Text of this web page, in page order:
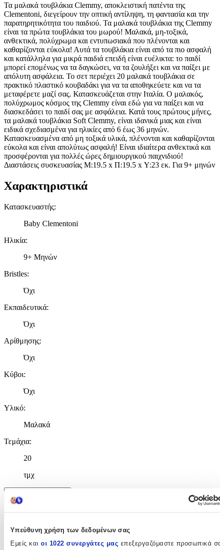
Υπεύθυνη χρήση των δεδομένων σας
Εμείς και οι 1022 συνεργάτες μας επεξεργαζόμαστε προσωπικά
Τα μαλακά τουβλάκια Clemmy, αποκλειστική πατέντα της
Clementoni, διεγείρουν την οπτική αντίληψη, τη φαντασία και την
παρατηρητικότητα του παιδιού. Τα μαλακά τουβλάκια της Clemmy
είναι τα πρώτα τουβλάκια του μωρού! Μαλακά, μη-τοξικά,
ανθεκτικά, πολύχρωμα και εντυπωσιακά που πλένονται και
καθαρίζονται εύκολα! Αυτά τα τουβλάκια είναι από τα πιο ασφαλή
και κατάλληλα για μικρά παιδιά επειδή είναι ευέλικτα: το παιδί
μπορεί επομένως να τα δαγκώσει, να τα ζουλήξει και να παίξει με
απόλυτη ασφάλεια. Το σετ περιέχει 20 μαλακά τουβλάκια σε
πρακτικό πλαστικό κουβαδάκι για να τα αποθηκεύετε και να τα
μεταφέρετε μαζί σας. Κατασκευάζεται στην Ιταλία. Ο μαλακός,
πολύχρωμος κόσμος της Clemmy είναι εδώ για να παίξει και να
διασκεδάσει το παιδί σας με ασφάλεια. Κατά τους πρώτους μήνες,
τα μαλακά τουβλάκια Soft Clemmy, είναι ιδανικά μιας και είναι
ειδικά σχεδιασμένα για ηλικίες από 6 έως 36 μηνών.
Κατασκευασμένα από μη τοξικά υλικά, πλένονται και καθαρίζονται
εύκολα και είναι απολύτως ασφαλή! Είναι ιδιαίτερα ανθεκτικά και
προσφέρονται για πολλές ώρες δημιουργικού παιχνιδιού!
Διαστάσεις συσκευασίας Μ:19.5 x Π:19.5 x Υ:23 εκ. Για 9+ μηνών
Χαρακτηριστικά
Κατασκευαστής:
Baby Clementoni
Ηλικία:
9+ Μηνών
Bristles:
Όχι
Εκπαιδευτικά:
Όχι
Αρίθμησης:
Όχι
Κύβοι:
Όχι
Υλικό:
Μαλακά
Τεμάχια:
20
τμχ
Χαρακτηριστικά
Χαρακτηριστικά